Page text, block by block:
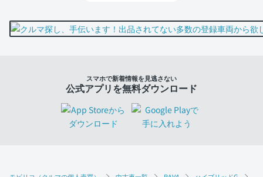
スマホで新着情報を見逃さない
公式アプリを無料ダウンロード